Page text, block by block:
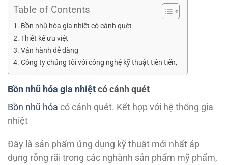
Table of Contents
Bồn nhũ hóa gia nhiệt có cánh quét
Thiết kế ưu việt
Vận hành dễ dàng
Công ty chúng tôi với công nghệ kỹ thuật tiên tiến,
Bồn nhũ hóa gia nhiệtcó cánh quét
Bồn nhũ hóa có cánh quét. Kết hợp với hệ thống gia
nhiệt
Đây là sản phẩm ứng dụng kỹ thuật mới nhất áp
dụng rỗng rãi trong các nghành sản phẩm mỹ phẩm,